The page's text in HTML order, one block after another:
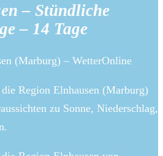
– Stündliche
– 14 Tage
(Marburg) – WetterOnline
Region Elnhausen (Marburg)
zu Sonne, Niederschlag,